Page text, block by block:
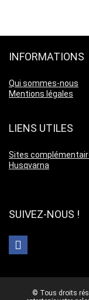
INFORMATIONS
Qui sommes-nous
Mentions légales
LIENS UTILES
Sites
Husqvarna
SUIVEZ-NOUS !
© Tous droits